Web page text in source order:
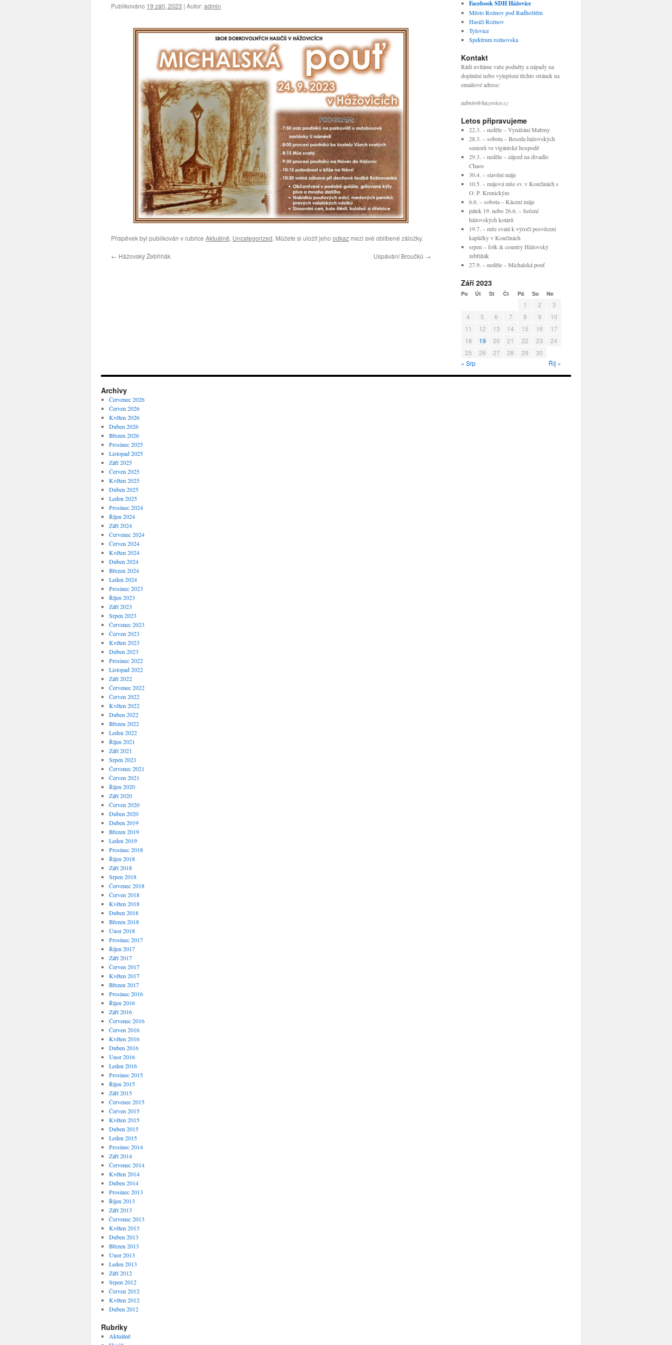
Publikováno 19 září, 2023 | Autor:admin
Příspěvek byl publikován v rubrice Aktuálně, Uncategorized. Můžete si uložit jeho odkaz mezi své oblíbené záložky.
← Hážovský Žebřiňák Uspávání Broučků →
Facebook SDH Hážovice
Město Rožnov pod Radhoštěm
Hasiči Rožnov
Tylovice
Spektrum rožnovska
Kontakt
Rádi uvítáme vaše podněty a nápady na
doplnění nebo vylepšení těchto stránek na
emailové adrese:
admin@hazovice.cz
Letos připravujeme
22.3. – neděle – Vynášání Mařeny
28.3. – sobota – Beseda hážovských
seniorů ve vigántské hospodě
29.3. – neděle – zájezd na divadlo
Chaos
30.4. – stavění máje
10.5. – májová mše sv. v Končinách s
O. P. Krenickým
6.6. – sobota – Kácení máje
pátek 19. nebo 26.6. – Sečení
hážovských kotárů
19.7. – mše svatá k výročí posvěceni
kapličky v Končinách
srpen – folk & country Hážovský
žebřiňák
27.9. – neděle – Michalská pouť
Září 2023
Po Út St Čt Pá So Ne
1 2
3
4
5 6 7 8 9
10
11
12 13 14 15 16
17
18
19 20 21 22 23
24
25
26 27 28 29
30
« Srp
Říj »
Archivy
Červenec 2026
Červen 2026
Květen 2026
Duben 2026
Březen 2026
Prosinec 2025
Listopad 2025
Září 2025
Červen 2025
Květen 2025
Duben 2025
Leden 2025
Prosinec 2024
Říjen 2024
Září 2024
Červenec 2024
Červen 2024
Květen 2024
Duben 2024
Březen 2024
Leden 2024
Prosinec 2023
Říjen 2023
Září 2023
Srpen 2023
Červenec 2023
Červen 2023
Květen 2023
Duben 2023
Prosinec 2022
Listopad 2022
Září 2022
Červenec 2022
Červen 2022
Květen 2022
Duben 2022
Březen 2022
Leden 2022
Říjen 2021
Září 2021
Srpen 2021
Červenec 2021
Červen 2021
Říjen 2020
Září 2020
Červen 2020
Duben 2020
Duben 2019
Březen 2019
Leden 2019
Prosinec 2018
Říjen 2018
Září 2018
Srpen 2018
Červenec 2018
Červen 2018
Květen 2018
Duben 2018
Březen 2018
Únor 2018
Prosinec 2017
Říjen 2017
Září 2017
Červen 2017
Květen 2017
Březen 2017
Prosinec 2016
Říjen 2016
Září 2016
Červenec 2016
Červen 2016
Květen 2016
Duben 2016
Únor 2016
Leden 2016
Prosinec 2015
Říjen 2015
Září 2015
Červenec 2015
Červen 2015
Květen 2015
Duben 2015
Leden 2015
Prosinec 2014
Září 2014
Červenec 2014
Květen 2014
Duben 2014
Prosinec 2013
Říjen 2013
Září 2013
Červenec 2013
Květen 2013
Duben 2013
Březen 2013
Únor 2013
Leden 2013
Září 2012
Srpen 2012
Červen 2012
Květen 2012
Duben 2012
Rubriky
Aktuálně